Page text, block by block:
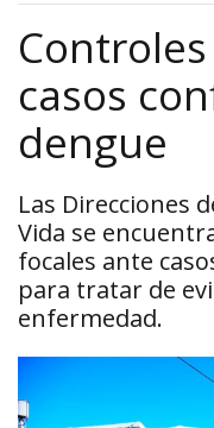
casos
dengue
Las Direcciones
Vida se
focales ante
para tratar de
enfermedad.